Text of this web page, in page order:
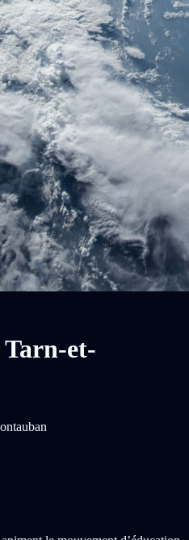
Tarn-et-